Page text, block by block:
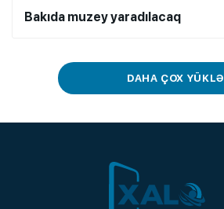
Bakıda muzey yaradılacaq
DAHA ÇOX YÜKLƏ